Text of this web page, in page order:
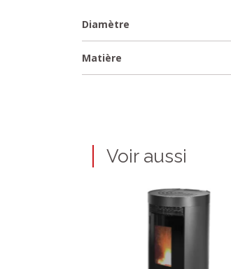
Diamètre
Matière
Voir aussi